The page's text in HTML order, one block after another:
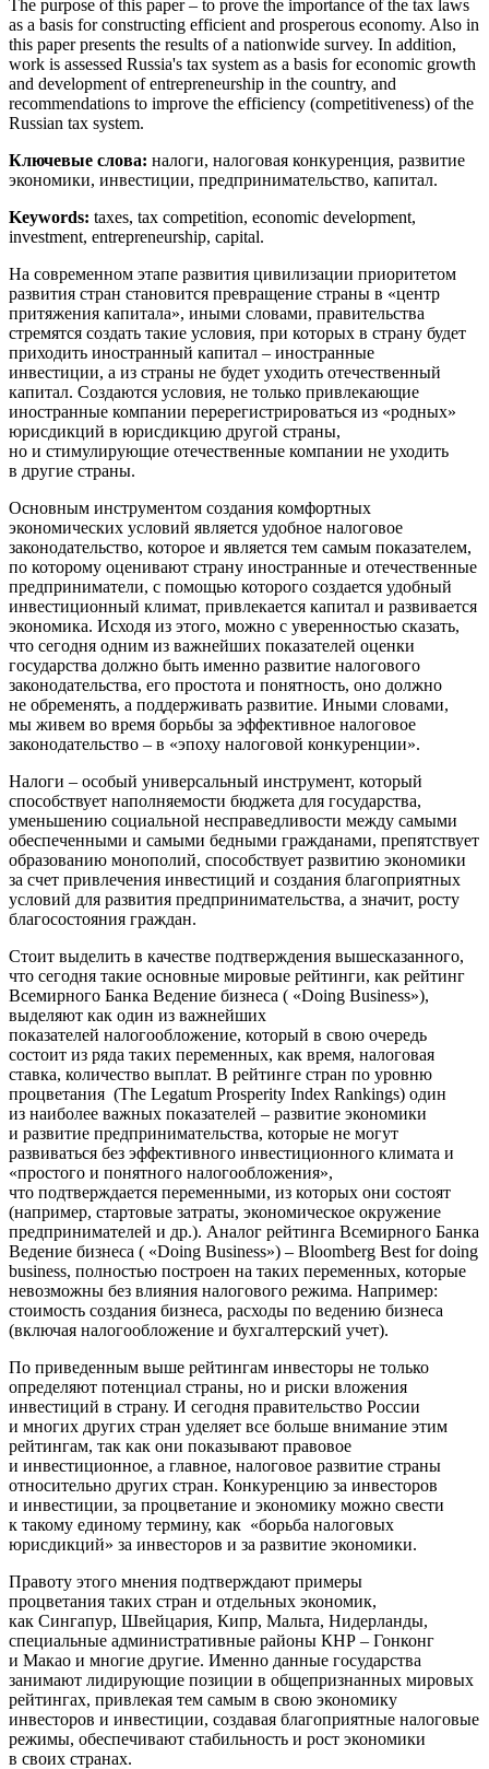
The purpose of this paper – to prove the importance of the tax laws
as a basis for constructing efficient and prosperous economy. Also in
this paper presents the results of a nationwide survey. In addition,
work is assessed Russia's tax system as a basis for economic growth
and development of entrepreneurship in the country, and
recommendations to improve the efficiency (competitiveness) of the
Russian tax system.
Ключевые слова: налоги, налоговая конкуренция, развитие
экономики, инвестиции, предпринимательство, капитал.
Keywords: taxes, tax competition, economic development,
investment, entrepreneurship, capital.
На современном этапе развития цивилизации приоритетом
развития стран становится превращение страны в «центр
притяжения капитала», иными словами, правительства
стремятся создать такие условия, при которых в страну будет
приходить иностранный капитал – иностранные
инвестиции, а из страны не будет уходить отечественный
капитал. Создаются условия, не только привлекающие
иностранные компании перерегистрироваться из «родных»
юрисдикций в юрисдикцию другой страны,
но и стимулирующие отечественные компании не уходить
в другие страны.
Основным инструментом создания комфортных
экономических условий является удобное налоговое
законодательство, которое и является тем самым показателем,
по которому оценивают страну иностранные и отечественные
предприниматели, с помощью которого создается удобный
инвестиционный климат, привлекается капитал и развивается
экономика. Исходя из этого, можно с уверенностью сказать,
что сегодня одним из важнейших показателей оценки
государства должно быть именно развитие налогового
законодательства, его простота и понятность, оно должно
не обременять, а поддерживать развитие. Иными словами,
мы живем во время борьбы за эффективное налоговое
законодательство – в «эпоху налоговой конкуренции».
Налоги – особый универсальный инструмент, который
способствует наполняемости бюджета для государства,
уменьшению социальной несправедливости между самыми
обеспеченными и самыми бедными гражданами, препятствует
образованию монополий, способствует развитию экономики
за счет привлечения инвестиций и создания благоприятных
условий для развития предпринимательства, а значит, росту
благосостояния граждан.
Стоит выделить в качестве подтверждения вышесказанного,
что сегодня такие основные мировые рейтинги, как рейтинг
Всемирного Банка Ведение бизнеса ( «Doing Business»),
выделяют как один из важнейших
показателей налогообложение, который в свою очередь
состоит из ряда таких переменных, как время, налоговая
ставка, количество выплат. В рейтинге стран по уровню
процветания (The Legatum Prosperity Index Rankings) один
из наиболее важных показателей – развитие экономики
и развитие предпринимательства, которые не могут
развиваться без эффективного инвестиционного климата и
«простого и понятного налогообложения»,
что подтверждается переменными, из которых они состоят
(например, стартовые затраты, экономическое окружение
предпринимателей и др.). Аналог рейтинга Всемирного Банка
Ведение бизнеса ( «Doing Business») – Bloomberg Best for doing
business, полностью построен на таких переменных, которые
невозможны без влияния налогового режима. Например:
стоимость создания бизнеса, расходы по ведению бизнеса
(включая налогообложение и бухгалтерский учет).
По приведенным выше рейтингам инвесторы не только
определяют потенциал страны, но и риски вложения
инвестиций в страну. И сегодня правительство России
и многих других стран уделяет все больше внимание этим
рейтингам, так как они показывают правовое
и инвестиционное, а главное, налоговое развитие страны
относительно других стран. Конкуренцию за инвесторов
и инвестиции, за процветание и экономику можно свести
к такому единому термину, как «борьба налоговых
юрисдикций» за инвесторов и за развитие экономики.
Правоту этого мнения подтверждают примеры
процветания таких стран и отдельных экономик,
как Сингапур, Швейцария, Кипр, Мальта, Нидерланды,
специальные административные районы КНР – Гонконг
и Макао и многие другие. Именно данные государства
занимают лидирующие позиции в общепризнанных мировых
рейтингах, привлекая тем самым в свою экономику
инвесторов и инвестиции, создавая благоприятные налоговые
режимы, обеспечивают стабильность и рост экономики
в своих странах.